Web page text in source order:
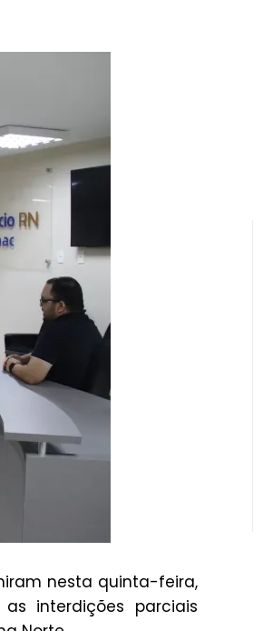
nesta quinta-feira,
interdições parciais